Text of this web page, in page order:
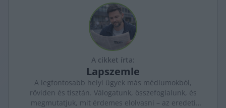
A cikket írta:
Lapszemle
A legfontosabb helyi ügyek más médiumokból,
röviden és tisztán. Válogatunk, összefoglalunk, és
megmutatjuk, mit érdemes elolvasni – az eredeti